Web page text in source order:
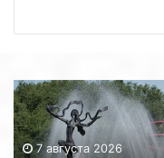
7 августа 2026